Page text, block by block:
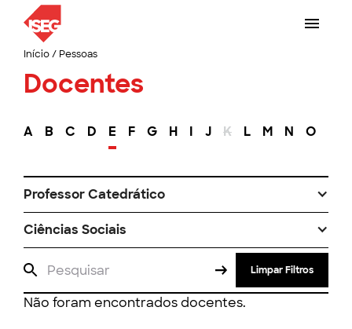
Início/ Pessoas
Docentes
A B C D E F G H I J K L M N O
Professor Catedrático
Ciências Sociais
Limpar Filtros
Não foram encontrados docentes.